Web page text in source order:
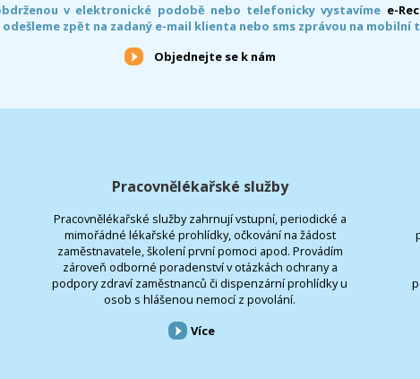
v elektronické podobě nebo telefonicky vystavíme e-
odešleme zpět na zadaný e-mail klienta nebo sms zprávou na mobilní
Objednejte se k nám
Pracovnělékařské služby
Pracovnělékařské služby zahrnují vstupní, periodické a
mimořádné lékařské prohlídky, očkování na žádost
zaměstnavatele, školení první pomoci apod. Provádím
zároveň odborné poradenství v otázkách ochrany a
podpory zdraví zaměstnanců či dispenzární prohlídky u
osob s hlášenou nemocí z povolání.
Více